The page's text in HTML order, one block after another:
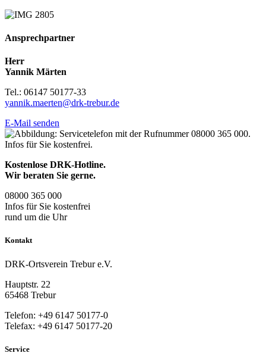
Ansprechpartner
Herr
Yannik Märten
Tel.: 06147 50177-33
yannik.maerten@drk-trebur.de
E-Mail senden
Kostenlose DRK-Hotline.
Wir beraten Sie gerne.
08000 365 000
Infos für Sie kostenfrei
rund um die Uhr
Kontakt
DRK-Ortsverein Trebur e.V.
Hauptstr. 22
65468 Trebur
Telefon: +49 6147 50177-0
Telefax: +49 6147 50177-20
Service